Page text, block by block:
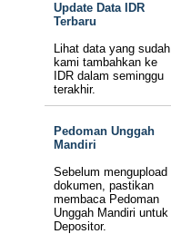
Update Data IDR
Terbaru
Lihat data yang sudah
kami tambahkan ke
IDR dalam seminggu
terakhir.
Pedoman Unggah
Mandiri
Sebelum mengupload
dokumen, pastikan
membaca Pedoman
Unggah Mandiri untuk
Depositor.